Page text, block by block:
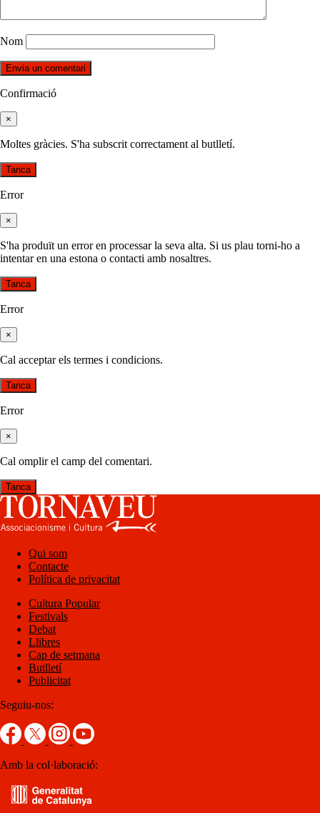
Nom
Confirmació
×
Moltes gràcies. S'ha subscrit correctament al butlletí.
Tanca
Error
×
S'ha produït un error en processar la seva alta. Si us plau torni-ho a
intentar en una estona o contacti amb nosaltres.
Tanca
Error
×
Cal acceptar els termes i condicions.
Tanca
Error
×
Cal omplir el camp del comentari.
Tanca
Qui som
Contacte
Política de privacitat
Cultura Popular
Festivals
Debat
Llibres
Cap de setmana
Butlletí
Publicitat
Seguiu-nos:
Amb la col·laboració: